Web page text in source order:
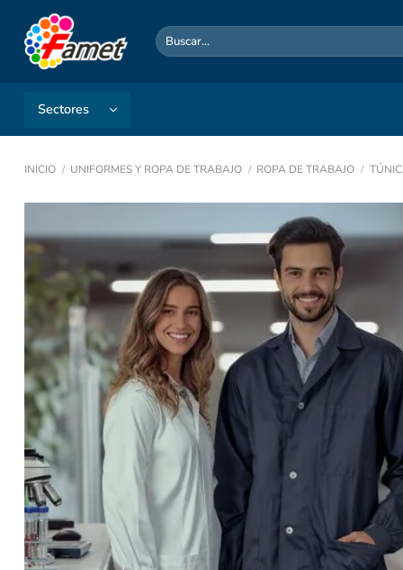
contenido
Buscar
por:
Sectores
INICIO / UNIFORMES Y ROPA DE TRABAJO / ROPA DE TRABAJO /